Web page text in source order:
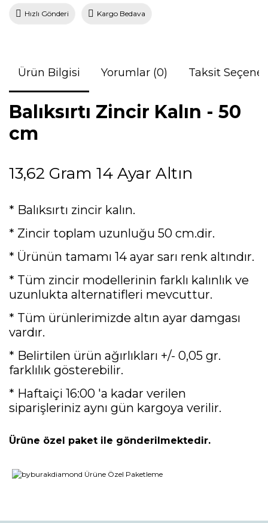
Hızlı Gönderi Kargo Bedava
Ürün Bilgisi Yorumlar (0) Taksit
Balıksırtı Zincir Kalın - 50
cm
13,62 Gram 14 Ayar Altın
* Balıksırtı zincir kalın.
* Zincir toplam uzunluğu 50 cm.dir.
* Ürünün tamamı 14 ayar sarı renk altındır.
* Tüm zincir modellerinin farklı kalınlık ve
uzunlukta alternatifleri mevcuttur.
* Tüm ürünlerimizde altın ayar damgası
vardır.
* Belirtilen ürün ağırlıkları +/- 0,05 gr.
farklılık gösterebilir.
* Haftaiçi 16:00 'a kadar verilen
siparişleriniz aynı gün kargoya verilir.
Ürüne özel paket ile gönderilmektedir.
konularda yetersiz gördüğünüz noktaları öneri formunu